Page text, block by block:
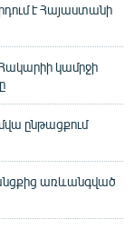
է Հայաստանի
կամրջի
ընթացքում
առևանգված